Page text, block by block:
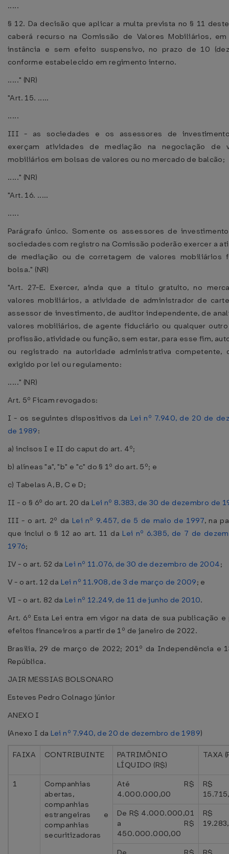
.....
§ 12. Da decisão que aplicar a multa prevista no § 11
caberá recurso na Comissão de Valores Mobiliários,
instância e sem efeito suspensivo, no prazo de 10
conforme estabelecido em regimento interno.
....." (NR)
"Art. 15. .....
.....
III - as sociedades e os assessores de
exerçam atividades de mediação na negociação de
mobiliários em bolsas de valores ou no mercado de balcão;
....." (NR)
"Art. 16. .....
.....
Parágrafo único. Somente os assessores de
sociedades com registro na Comissão poderão exercer a
de mediação ou de corretagem de valores mobiliários
bolsa." (NR)
"Art. 27-E. Exercer, ainda que a título gratuito, no
valores mobiliários, a atividade de administrador de
assessor de investimento, de auditor independente, de
valores mobiliários, de agente fiduciário ou qualquer
profissão, atividade ou função, sem estar, para esse fim,
ou registrado na autoridade administrativa competente,
exigido por lei ou regulamento:
....." (NR)
Art. 5º Ficam revogados:
I - os seguintes dispositivos da Lei nº 7.940, de 20 de
de 1989:
a) incisos I e II do caput do art. 4º;
b) alíneas "a", "b" e "c" do § 1º do art. 5º; e
c) Tabelas A, B, C e D;
II - o § 6º do art. 20 da Lei nº 8.383, de 30 de dezembro de
III - o art. 2º da Lei nº 9.457, de 5 de maio de 1997, na
que inclui o § 12 ao art. 11 da Lei nº 6.385, de 7 de
1976;
IV - o art. 52 da Lei nº 11.076, de 30 de dezembro de 2004;
V - o art. 12 da Lei nº 11.908, de 3 de março de 2009; e
VI - o art. 82 da Lei nº 12.249, de 11 de junho de 2010.
Art. 6º Esta Lei entra em vigor na data de sua publicação e
efeitos financeiros a partir de 1º de janeiro de 2022.
Brasília, 29 de março de 2022; 201º da Independência e
República.
JAIR MESSIAS BOLSONARO
Esteves Pedro Colnago júnior
ANEXO I
(Anexo I da Lei nº 7.940, de 20 de dezembro de 1989)
FAIXA CONTRIBUINTE
PATRIMÔNIO
LÍQUIDO (R$)
TAXA
1
Companhias
abertas,
companhias
estrangeiras e
companhias
securitizadoras
Até R$
4.000.000,00
R$
De R$ 4.000.000,01
a R$
450.000.000,00
R$